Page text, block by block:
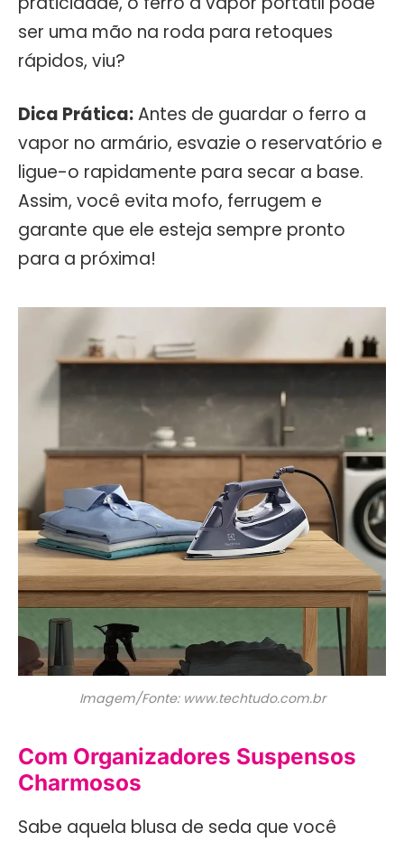
ser uma mão na roda para retoques
rápidos, viu?
Dica Prática:Antes de guardar o ferro a
vapor no armário, esvazie o reservatório e
ligue-o rapidamente para secar a base.
Assim, você evita mofo, ferrugem e
garante que ele esteja sempre pronto
para a próxima!
Imagem/Fonte: www.techtudo.com.br
Com Organizadores Suspensos
Charmosos
Sabe aquela blusa de seda que você